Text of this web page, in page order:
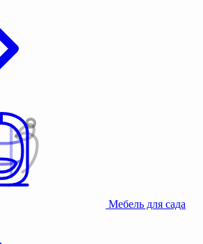
Мебель для сада